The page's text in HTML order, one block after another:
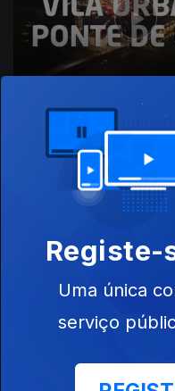
Registe-
Uma única
serviço